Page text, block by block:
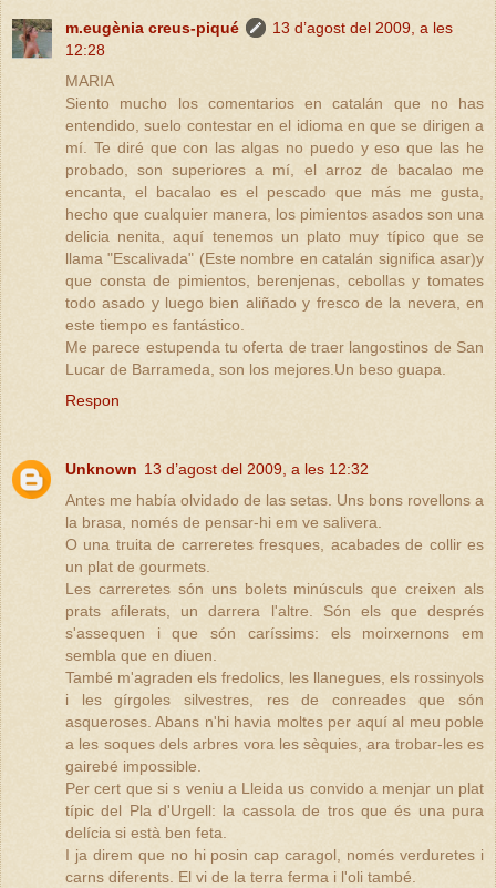
m.eugènia creus-piqué
13 d’agost del 2009, a les
12:28
MARIA
Siento mucho los comentarios en catalán que no has
entendido, suelo contestar en el idioma en que se dirigen a
mí. Te diré que con las algas no puedo y eso que las he
probado, son superiores a mí, el arroz de bacalao me
encanta, el bacalao es el pescado que más me gusta,
hecho que cualquier manera, los pimientos asados son una
delicia nenita, aquí tenemos un plato muy típico que se
llama "Escalivada" (Este nombre en catalán significa asar)y
que consta de pimientos, berenjenas, cebollas y tomates
todo asado y luego bien aliñado y fresco de la nevera, en
este tiempo es fantástico.
Me parece estupenda tu oferta de traer langostinos de San
Lucar de Barrameda, son los mejores.Un beso guapa.
Respon
Unknown 13 d’agost del 2009, a les 12:32
Antes me había olvidado de las setas. Uns bons rovellons a
la brasa, només de pensar-hi em ve salivera.
O una truita de carreretes fresques, acabades de collir es
un plat de gourmets.
Les carreretes són uns bolets minúsculs que creixen als
prats afilerats, un darrera l'altre. Són els que després
s'assequen i que són caríssims: els moirxernons em
sembla que en diuen.
També m'agraden els fredolics, les llanegues, els rossinyols
i les gírgoles silvestres, res de conreades que són
asqueroses. Abans n'hi havia moltes per aquí al meu poble
a les soques dels arbres vora les sèquies, ara trobar-les es
gairebé impossible.
Per cert que si s veniu a Lleida us convido a menjar un plat
típic del Pla d'Urgell: la cassola de tros que és una pura
delícia si està ben feta.
I ja direm que no hi posin cap caragol, només verduretes i
carns diferents. El vi de la terra ferma i l'oli també.